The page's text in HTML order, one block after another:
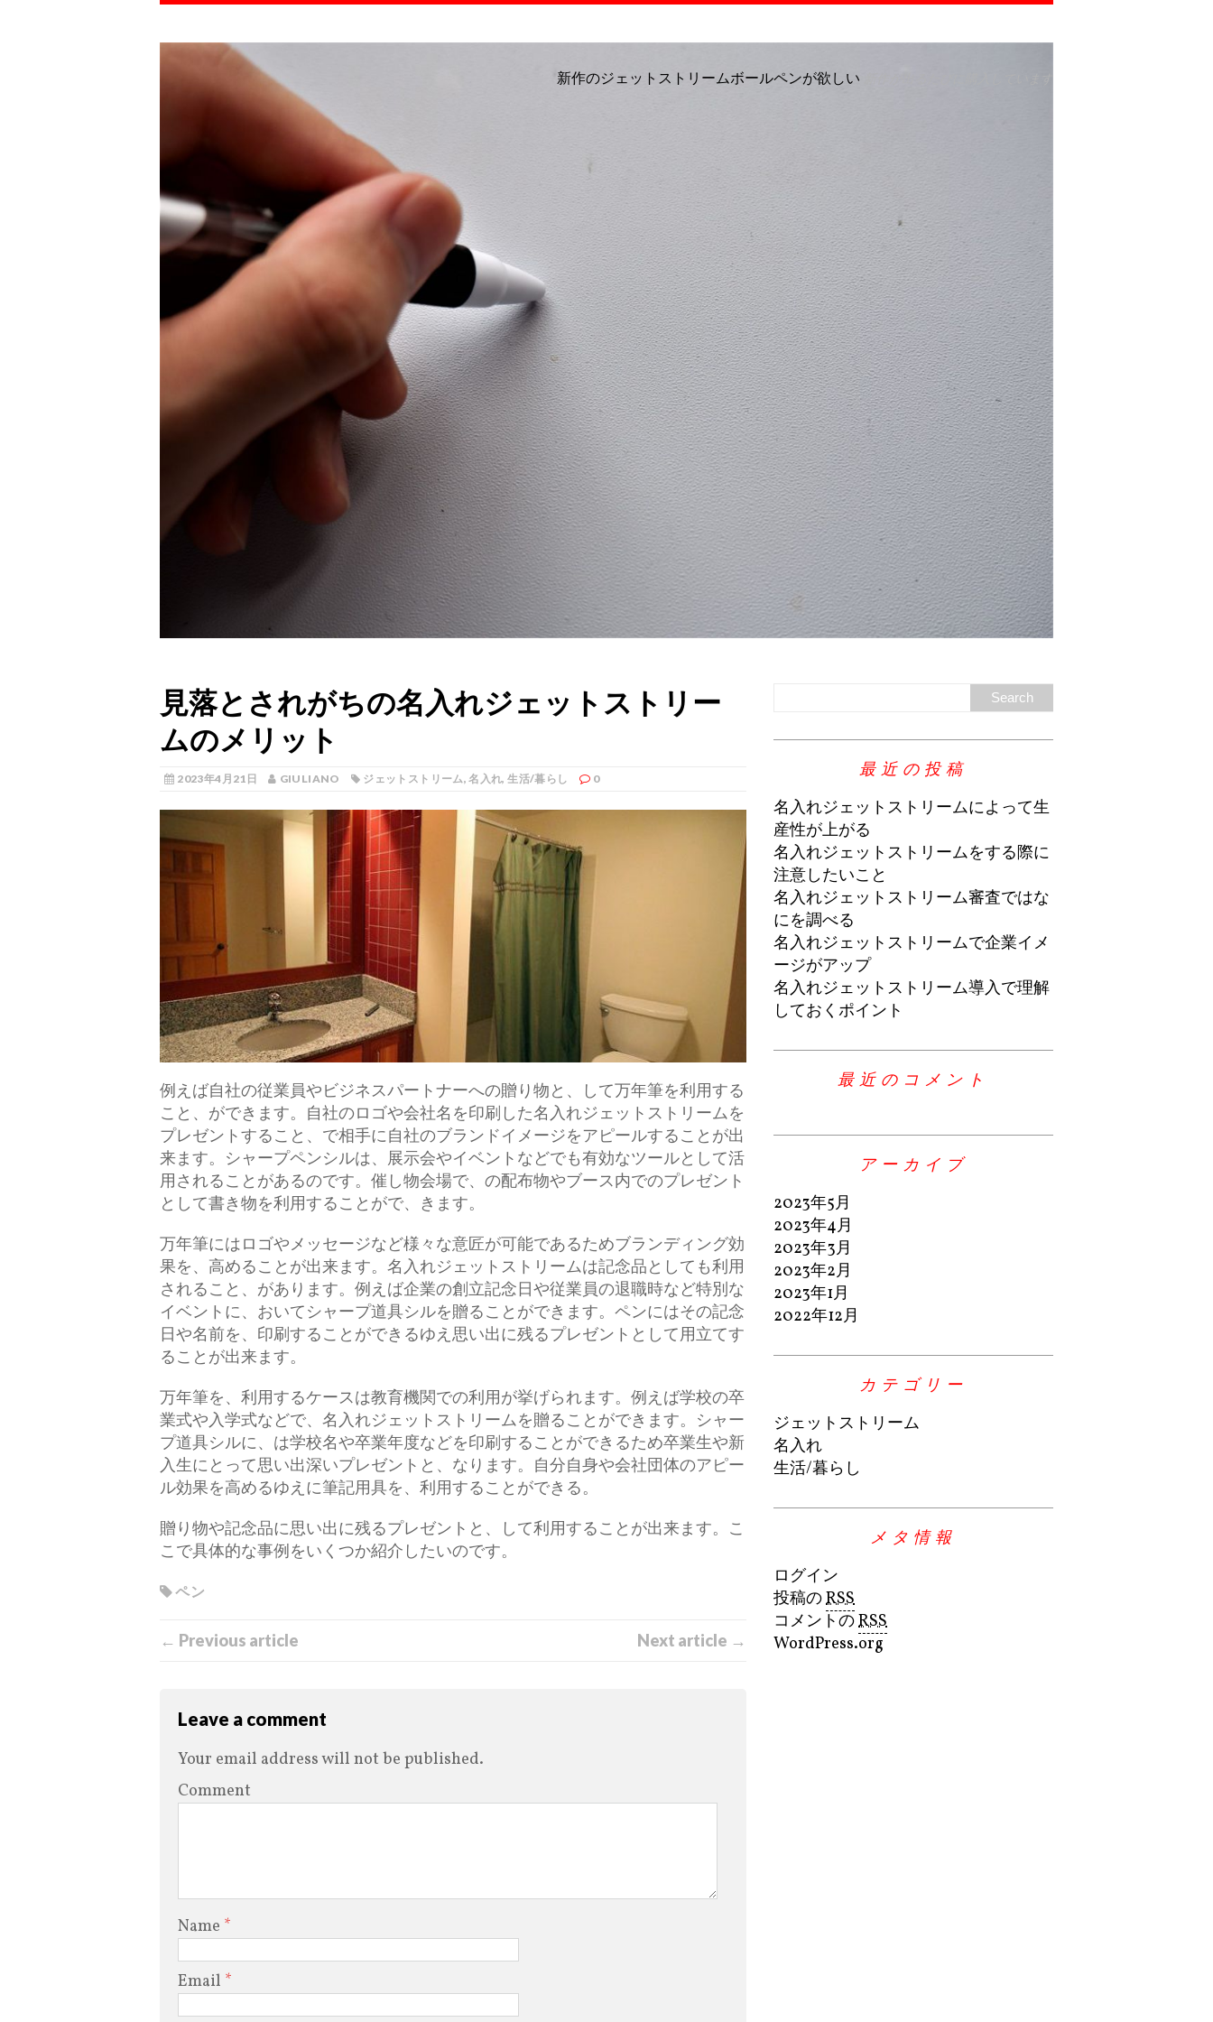
新作のジェットストリームボールペンが欲しい
見落とされがちの名入れジェットストリー
ムのメリット
2023年4月21日 GIULIANO ジェットストリーム,名入れ,生活/暮らし 0
例えば自社の従業員やビジネスパートナーへの贈り物と、して万年筆を利用する
こと、ができます。 自社のロゴや会社名を印刷した名入れジェットストリームを
プレゼントすること、で相手に自社のブランドイメージをアピールすることが出
来ます。シャープペンシルは、展示会やイベントなどでも有効なツールとして活
用されることがあるのです。催し物会場で、の配布物やブース内でのプレゼント
として書き物を利用することがで、きます。
万年筆にはロゴやメッセージなど様々な意匠が可能であるためブランディング効
果を、高めることが出来ます。名入れジェットストリームは記念品としても利用
されること、があります。例えば企業の創立記念日や従業員の退職時など特別な
イベントに、おいてシャープ道具シルを贈ることができます。ペンにはその記念
日や名前を、印刷することができるゆえ思い出に残るプレゼントとして用立てす
ることが出来ます。
万年筆を、利用するケースは教育機関での利用が挙げられます。例えば学校の卒
業式や入学式などで、名入れジェットストリームを贈ることができます。シャー
プ道具シルに、は学校名や卒業年度などを印刷することができるため卒業生や新
入生にとって思い出深いプレゼントと、なります。自分自身や会社団体のアピー
ル効果を高めるゆえに筆記用具を、利用することができる。
贈り物や記念品に思い出に残るプレゼントと、して利用することが出来ます。こ
こで具体的な事例をいくつか紹介したいのです。
ペン
← Previous article Next article →
Leave a comment
Your email address will not be published.
Comment
Name *
Email *
最近の投稿
名入れジェットストリームによって生
産性が上がる
名入れジェットストリームをする際に
注意したいこと
名入れジェットストリーム審査ではな
にを調べる
名入れジェットストリームで企業イメ
ージがアップ
名入れジェットストリーム導入で理解
しておくポイント
最近のコメント
アーカイブ
2023年5月
2023年4月
2023年3月
2023年2月
2023年1月
2022年12月
カテゴリー
ジェットストリーム
名入れ
生活/暮らし
メタ情報
ログイン
投稿のRSS
コメントのRSS
WordPress.org